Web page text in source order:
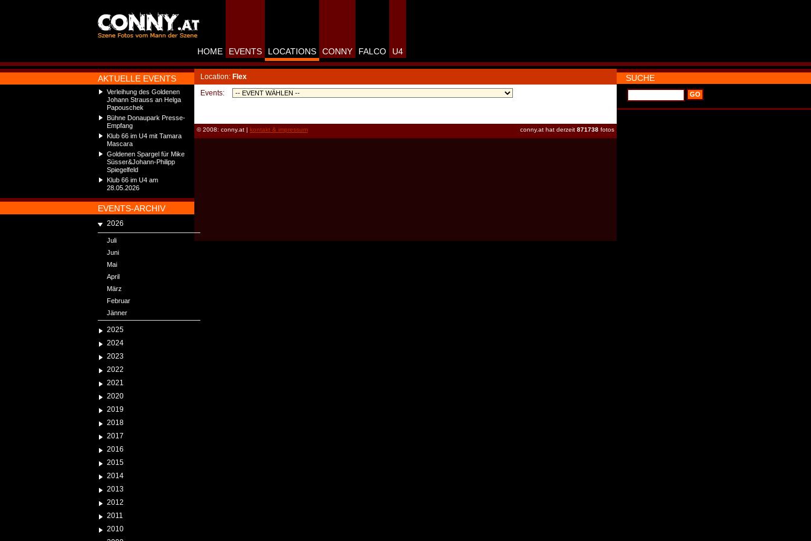
AKTUELLE EVENTS
Verleihung des Goldenen
Johann Strauss an Helga
Papouschek
Bühne Donaupark Presse-
Empfang
Klub 66 im U4 mit Tamara
Mascara
Goldenen Spargel für Mike
Süsser&Johann-Philipp
Spiegelfeld
Klub 66 im U4 am
28.05.2026
EVENTS-ARCHIV
2026
Juli
Juni
Mai
April
März
Februar
Jänner
2025
2024
2023
2022
2021
2020
2019
2018
2017
2016
2015
2014
2013
2012
2011
2010
HOME EVENTS LOCATIONS CONNY FALCO U4
Location: Flex
Events:
conny.at hat derzeit 871738 fotos
© 2008: conny.at | kontakt & impressum
SUCHE